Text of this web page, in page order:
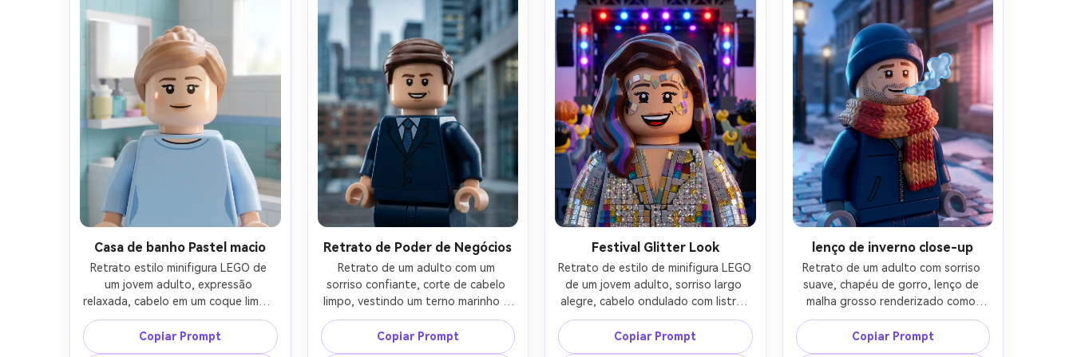
lente de 85mm, profundidade de
campo rasa-AR 4:5
brilhante, bordas nítidas, identidade
preservada, acentos de cor
apetitosos, lente de 85mm,
profundidade de campo rasa-AR 4:5
água minúsculo, identidade
preservada, lente de 85mm,
profundidade de campo rasa-AR 4:5
cinematográfico humorístico, lente
de 85mm, profundidade de campo
rasa-AR 4:5
Casa de banho Pastel macio
Retrato estilo minifigura LEGO de
um jovem adulto, expressão
relaxada, cabelo em um coque limpo,
maquiagem mínima, usando um
moletom pastel, banheiro azulejado
construído em tijolos com espelho e
Copiar Prompt
Retrato de Poder de Negócios
Retrato de um adulto com um
sorriso confiante, corte de cabelo
limpo, vestindo um terno marinho e
gravata sutil, horizonte de
escritório moderno construído em
tijolos atrás, iluminação corporativa
Copiar Prompt
Festival Glitter Look
Retrato de estilo de minifigura LEGO
de um jovem adulto, sorriso largo
alegre, cabelo ondulado com listras
coloridas, pedras de rosto
traduzidas em pequenos azulejos
reflexivos, usando uma jaqueta
Copiar Prompt
lenço de inverno close-up
Retrato de um adulto com sorriso
suave, chapéu de gorro, lenço de
malha grosso renderizado como
padrão de tijolo texturizado, rua de
neve construída em tijolos, luz do
dia azul fresco com tom suave do
Copiar Prompt